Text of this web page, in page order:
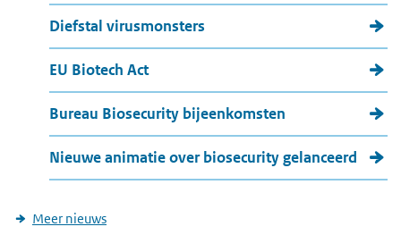
Meer nieuws
Diefstal virusmonsters
EU Biotech Act
Bureau Biosecurity bijeenkomsten
Nieuwe animatie over biosecurity gelanceerd
Meer nieuws